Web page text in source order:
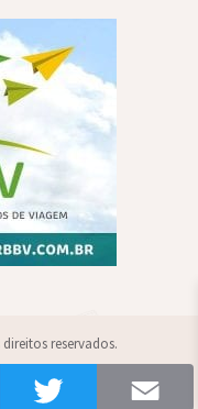
reservados.
Contato